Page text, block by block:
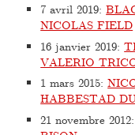
7 avril 2019:
NICOLAS FIELD
16 janvier 2019:
VALERIO
1 mars 2015:
HABBESTAD
21 novembre 2012